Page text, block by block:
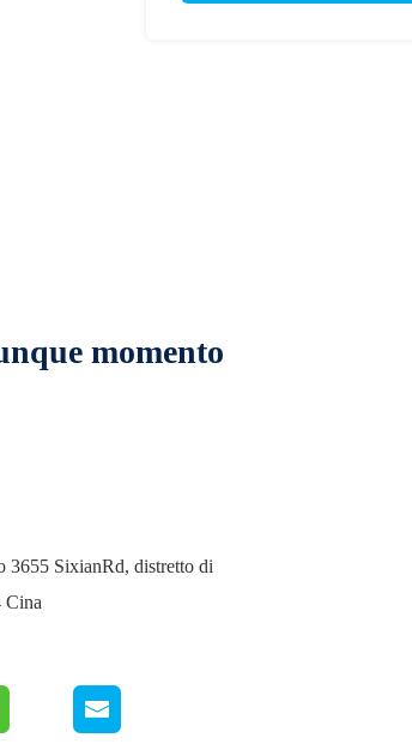
momento
3655 SixianRd, distretto di
Cina